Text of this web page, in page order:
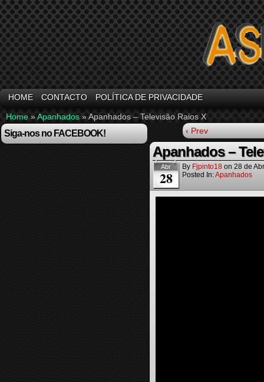
HOME CONTACTO POLÍTICA DE PRIVACIDADE
Home »Apanhados »Apanhados – Televisão Raios X
Siga-nos no FACEBOOK! ‹ Prev
Apanhados –
Abr
28
By Fjpinto18 on 28 de
Posted In:Apanhados